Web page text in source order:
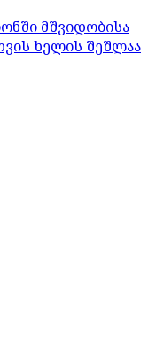
მშვიდობისა
ხელის შეშლაა